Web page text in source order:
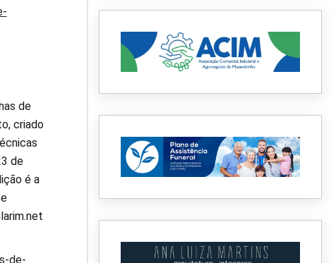
de
criado
de
é a
de-